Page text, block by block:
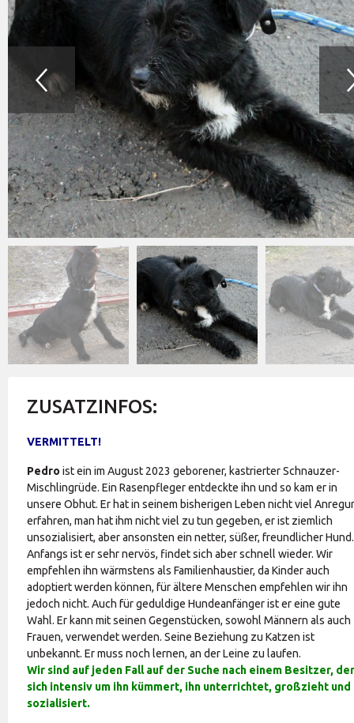
ZUSATZINFOS:
VERMITTELT!
Pedro ist ein im August 2023 geborener, kastrierter Schnauzer-
Mischlingrüde. Ein Rasenpfleger entdeckte ihn und so kam er in
unsere Obhut. Er hat in seinem bisherigen Leben nicht viel
erfahren, man hat ihm nicht viel zu tun gegeben, er ist ziemlich
unsozialisiert, aber ansonsten ein netter, süßer, freundlicher Hund.
Anfangs ist er sehr nervös, findet sich aber schnell wieder. Wir
empfehlen ihn wärmstens als Familienhaustier, da Kinder auch
adoptiert werden können, für ältere Menschen empfehlen wir ihn
jedoch nicht. Auch für geduldige Hundeanfänger ist er eine gute
Wahl. Er kann mit seinen Gegenstücken, sowohl Männern als auch
Frauen, verwendet werden. Seine Beziehung zu Katzen ist
unbekannt. Er muss noch lernen, an der Leine zu laufen.
Wir sind auf jeden Fall auf der Suche nach einem Besitzer, der
sich intensiv um ihn kümmert, ihn unterrichtet, großzieht und
sozialisiert.